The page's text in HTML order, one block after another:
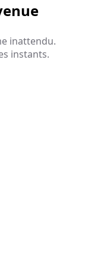
inattendu.
instants.